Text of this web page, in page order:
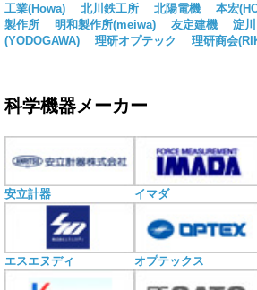
工業(Howa)
北川鉄工所 北陽電機 本宏
製作所
明和製作所(meiwa) 友定建機
淀
(YODOGAWA)
理研オプテック 理研商会
科学機器メーカー
安立計器 イマダ
エスエヌディ オプテックス